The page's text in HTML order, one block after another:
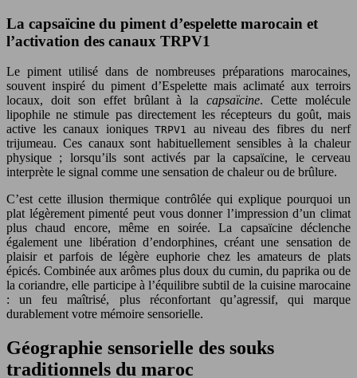
La capsaïcine du piment d’espelette marocain et
l’activation des canaux TRPV1
Le piment utilisé dans de nombreuses préparations marocaines,
souvent inspiré du piment d’Espelette mais aclimaté aux terroirs
locaux, doit son effet brûlant à lacapsaïcine. Cette molécule
lipophile ne stimule pas directement les récepteurs du goût, mais
active les canaux ioniquesTRPV1
au niveau des fibres du nerf
trijumeau. Ces canaux sont habituellement sensibles à la chaleur
physique ; lorsqu’ils sont activés par la capsaïcine, le cerveau
interprète le signal comme une sensation de chaleur ou de brûlure.
C’est cette illusion thermique contrôlée qui explique pourquoi un
plat légèrement pimenté peut vous donner l’impression d’un climat
plus chaud encore, même en soirée. La capsaïcine déclenche
également une libération d’endorphines, créant une sensation de
plaisir et parfois de légère euphorie chez les amateurs de plats
épicés. Combinée aux arômes plus doux du cumin, du paprika ou de
la coriandre, elle participe à l’équilibre subtil de la cuisine marocaine
: un feu maîtrisé, plus réconfortant qu’agressif, qui marque
durablement votre mémoire sensorielle.
Géographie sensorielle des souks
traditionnels du maroc